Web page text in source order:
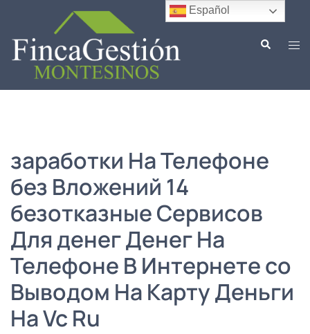
contenido
Buscar
заработки На Телефоне
без Вложений 14
безотказные Сервисов
Для денег Денег На
Телефоне В Интернете со
Выводом На Карту Деньги
На Vc Ru
Español